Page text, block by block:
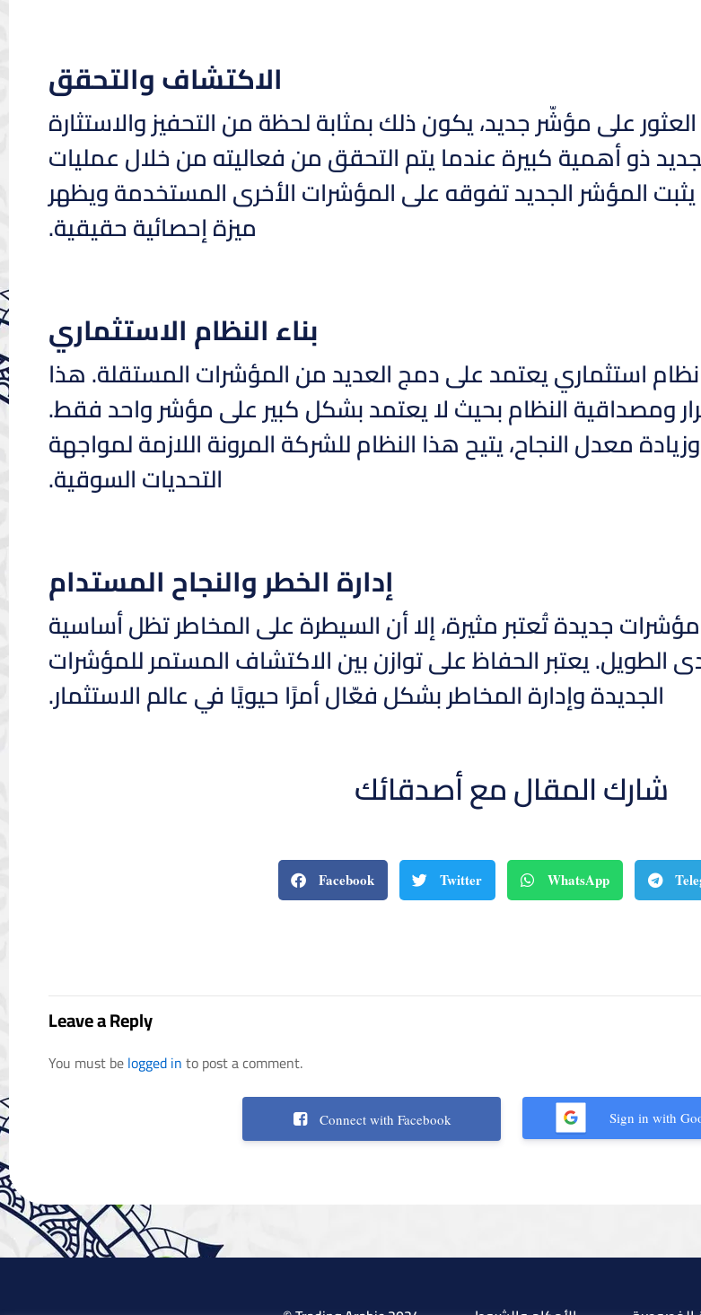
الاكتشاف والتحقق
على مؤشّر جديد، يكون ذلك بمثابة لحظة من التحفيز والاستثارة
ذو أهمية كبيرة عندما يتم التحقق من فعاليته من خلال عمليات
المؤشر الجديد تفوقه على المؤشرات الأخرى المستخدمة ويظهر
ميزة إحصائية حقيقية.
بناء النظام الاستثماري
استثماري يعتمد على دمج العديد من المؤشرات المستقلة. هذا
ومصداقية النظام بحيث لا يعتمد بشكل كبير على مؤشر واحد فقط.
معدل النجاح، يتيح هذا النظام للشركة المرونة اللازمة لمواجهة
التحديات السوقية.
إدارة الخطر والنجاح المستدام
جديدة تُعتبر مثيرة، إلا أن السيطرة على المخاطر تظل أساسية
الطويل. يعتبر الحفاظ على توازن بين الاكتشاف المستمر للمؤشرات
الجديدة وإدارة المخاطر بشكل فعّال أمرًا حيويًا في عالم الاستثمار.
شارك المقال مع أصدقائك
Facebook Twitter WhatsApp
Leave a Reply
You must belogged into post a comment.
Connect with Facebook Sign in with